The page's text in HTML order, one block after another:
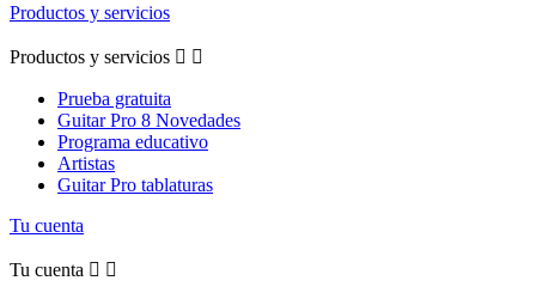
Productos y servicios
Productos y servicios  
Prueba gratuita
Guitar Pro 8 Novedades
Programa educativo
Artistas
Guitar Pro tablaturas
Tu cuenta
Tu cuenta  